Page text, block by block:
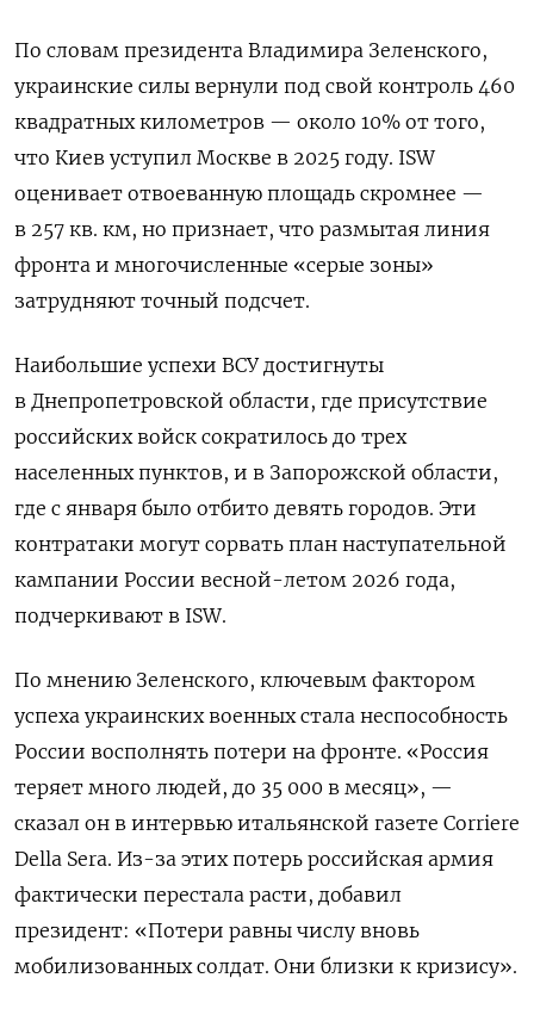
По словам президента Владимира Зеленского,
украинские силы вернули под свой контроль 460
квадратных километров — около 10% от того,
что Киев уступил Москве в 2025 году. ISW
оценивает отвоеванную площадь скромнее —
в 257 кв. км, но признает, что размытая линия
фронта и многочисленные «серые зоны»
затрудняют точный подсчет.
Наибольшие успехи ВСУ достигнуты
в Днепропетровской области, где присутствие
российских войск сократилось до трех
населенных пунктов, и в Запорожской области,
где с января было отбито девять городов. Эти
контратаки могут сорвать план наступательной
кампании России весной-летом 2026 года,
подчеркивают в ISW.
По мнению Зеленского, ключевым фактором
успеха украинских военных стала неспособность
России восполнять потери на фронте. «Россия
теряет много людей, до 35 000 в месяц», —
сказал он в интервью итальянской газете Corriere
Della Sera. Из-за этих потерь российская армия
фактически перестала расти, добавил
президент: «Потери равны числу вновь
мобилизованных солдат. Они близки к кризису».